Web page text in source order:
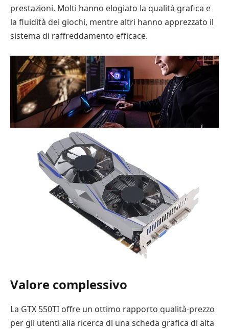
prestazioni. Molti hanno elogiato la qualità grafica e
la fluidità dei giochi, mentre altri hanno apprezzato il
sistema di raffreddamento efficace.
Valore complessivo
La GTX 550TI offre un ottimo rapporto qualità-prezzo
per gli utenti alla ricerca di una scheda grafica di alta